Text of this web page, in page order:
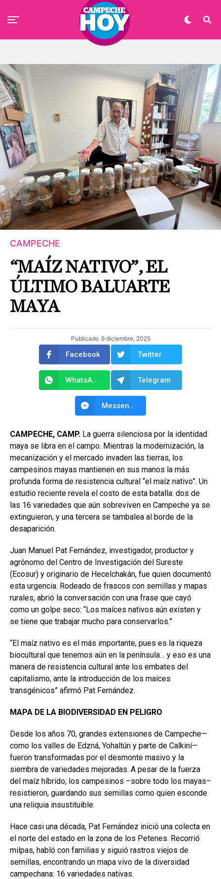
CAMPECHE
“MAÍZ NATIVO”, EL
ÚLTIMO BALUARTE
MAYA
Publicado 9 diciembre, 2025
Facebook Twitter
WhatsApp Telegram
Messenger
CAMPECHE, CAMP. La guerra silenciosa por la identidad
maya se libra en el campo. Mientras la modernización, la
mecanización y el mercado invaden las tierras, los
campesinos mayas mantienen en sus manos la más
profunda forma de resistencia cultural “el maíz nativo”. Un
estudio reciente revela el costo de esta batalla: dos de
las 16 variedades que aún sobreviven en Campeche ya se
extinguieron, y una tercera se tambalea al borde de la
desaparición.
Juan Manuel Pat Fernández, investigador, productor y
agrónomo del Centro de Investigación del Sureste
(Ecosur) y originario de Hecelchakán, fue quien documentó
esta urgencia. Rodeado de frascos con semillas y mapas
rurales, abrió la conversación con una frase que cayó
como un golpe seco: “Los maíces nativos aún existen y
se tiene que trabajar mucho para conservarlos.”
“El maíz nativo es el más importante, pues es la riqueza
biocultural que tenemos aún en la península… y eso es una
manera de resistencia cultural ante los embates del
capitalismo, ante la introducción de los maíces
transgénicos” afirmó Pat Fernández.
MAPA DE LA BIODIVERSIDAD EN PELIGRO
Desde los años 70, grandes extensiones de Campeche—
como los valles de Edzná, Yohaltún y parte de Calkiní—
fueron transformadas por el desmonte masivo y la
siembra de variedades mejoradas. A pesar de la fuerza
del maíz híbrido, los campesinos –sobre todo los mayas–
resistieron, guardando sus semillas como quien esconde
una reliquia insustituible.
Hace casi una década, Pat Fernández inició una colecta en
el norte del estado en la zona de los Petenes. Recorrió
milpas, habló con familias y siguió rastros viejos de
semillas, encontrando un mapa vivo de la diversidad
campechana: 16 variedades nativas.